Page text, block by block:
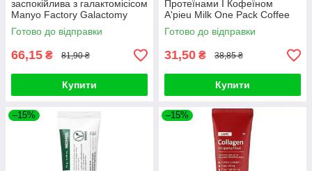
заспокійлива з галактомісісом
Manyo Factory Galactomy
Essence Wrap Mask 30ml
Готово до відправки
66,15 ₴ 81,90 ₴
Купити
Протеїнами І Кофеїном
A'pieu Milk One Pack Coffee
Milk
Готово до відправки
31,50 ₴ 38,85 ₴
Купити
–15% –15%